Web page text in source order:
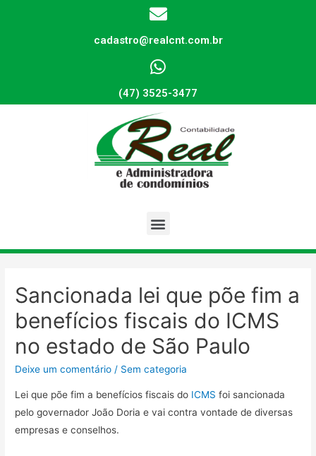
cadastro@realcnt.com.br
(47) 3525-3477
Sancionada lei que põe fim a
benefícios fiscais do ICMS
no estado de São Paulo
Deixe um comentário / Sem categoria
Lei que põe fim a benefícios fiscais do ICMS foi sancionada
pelo governador João Doria e vai contra vontade de diversas
empresas e conselhos.